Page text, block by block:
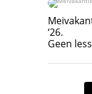
Geen lessen
‘26.
Geen